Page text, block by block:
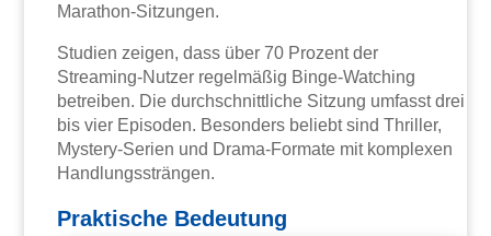
Marathon-Sitzungen.
Studien zeigen, dass über 70 Prozent der
Streaming-Nutzer regelmäßig Binge-Watching
betreiben. Die durchschnittliche Sitzung umfasst drei
bis vier Episoden. Besonders beliebt sind Thriller,
Mystery-Serien und Drama-Formate mit komplexen
Handlungssträngen.
Praktische Bedeutung